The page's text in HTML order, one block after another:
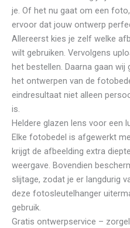
je. Of het nu gaat om een
ervoor dat jouw ontwerp
Allereerst kies je zelf welke
wilt gebruiken. Vervolgens
het bestellen. Daarna gaan
het ontwerpen van de
eindresultaat niet alleen
is.
Heldere glazen lens voor een
Elke fotobedel is afgewerkt
krijgt de afbeelding extra
weergave. Bovendien
slijtage, zodat je er langdurig
deze fotosleutelhanger
gebruik.
Gratis ontwerpservice –